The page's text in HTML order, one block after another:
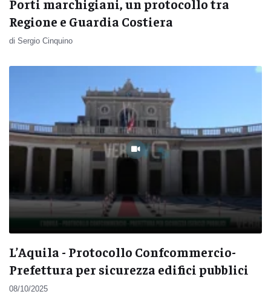
Porti marchigiani, un protocollo tra
Regione e Guardia Costiera
di Sergio Cinquino
L’Aquila - Protocollo Confcommercio-
Prefettura per sicurezza edifici pubblici
08/10/2025